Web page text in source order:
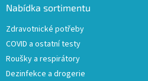
Nabídka sortimentu
Zdravotnické potřeby
COVID a ostatní testy
Roušky a respirátory
Dezinfekce a drogerie